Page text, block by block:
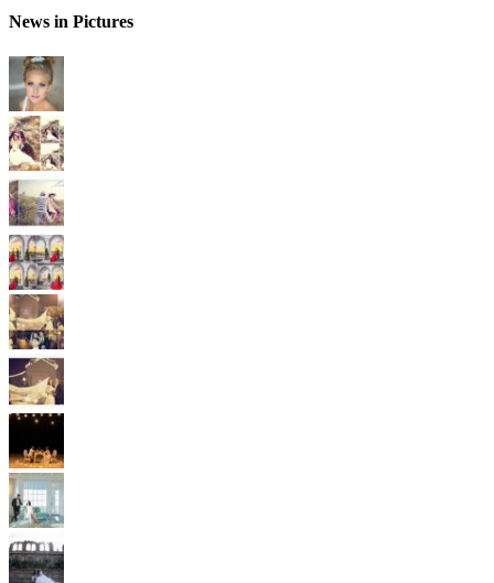
News in Pictures